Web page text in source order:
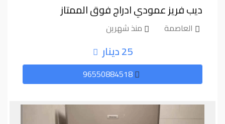
ديب فريز عمودي ادراج فوق الممتاز
العاصمة منذ شهرين
25 دينار